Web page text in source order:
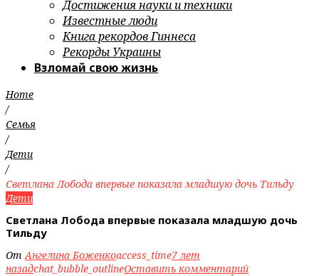
Достижения науки и техники
Известные люди
Книга рекордов Гиннеса
Рекорды Украины
Взломай свою жизнь
Home
/
Семья
/
Дети
/
Светлана Лобода впервые показала младшую дочь Тильду
Дети
Светлана Лобода впервые показала младшую дочь
Тильду
ОтАнгелина Боженкоaccess_time7 лет
назадchat_bubble_outlineОставить комментарий